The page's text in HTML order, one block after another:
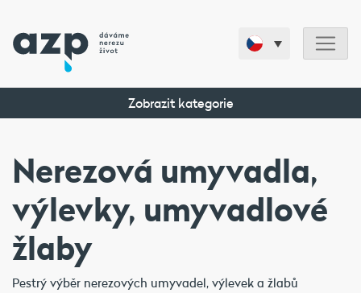
Zobrazit kategorie
Nerezová umyvadla,
výlevky, umyvadlové
žlaby
Pestrý výběr nerezových umyvadel, výlevek a žlabů